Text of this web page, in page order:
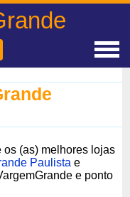
os (as) melhores lojas
Paulista e
e ponto